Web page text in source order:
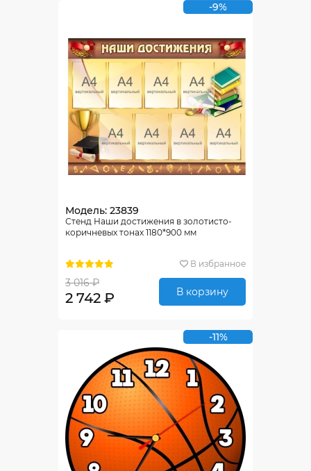
-9%
Модель: 23839
Стенд Наши достижения в золотисто-
коричневых тонах 1180*900 мм
В избранное
3 016 ₽
2 742 ₽ В корзину
-11%